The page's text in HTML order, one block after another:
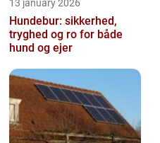
13 january 2026
Hundebur: sikkerhed,
tryghed og ro for både
hund og ejer